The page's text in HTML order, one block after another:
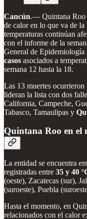
Cancún.— Quintana Roo
de calor en lo que va de la
temperaturas continúan
con el informe de la
General de
casos asociados a
semana 12 hasta la 18.
Las 13 muertes ocurrieron
lideran la lista con dos
California, Campeche,
Tabasco, Tamaulipas y
Quintana Roo en el
La entidad se encuentra
registradas entre 35 y 40
(oeste), Zacatecas (sur),
(suroeste), Puebla
Hasta el momento, en
relacionados con el calor